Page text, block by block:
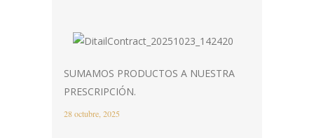
SUMAMOS PRODUCTOS A NUESTRA
PRESCRIPCIÓN.
28 octubre, 2025